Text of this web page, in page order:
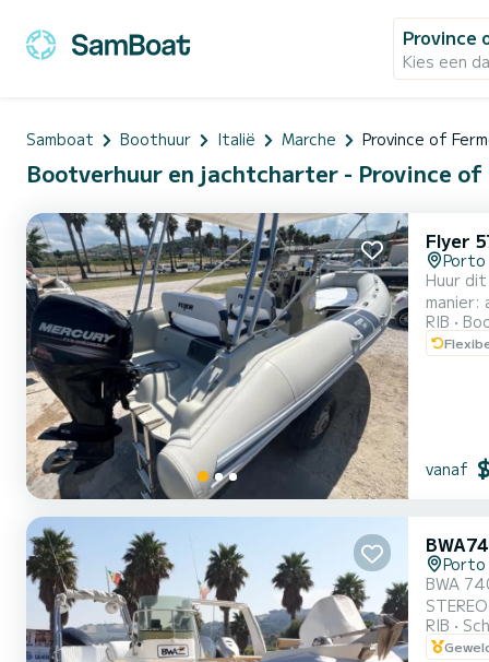
Province
Kies een
Samboat Boothuur Italië Marche Province of
Bootverhuur en jachtcharter - Province of
Flyer
Porto
Huur
manier: aan boord
kunt de
RIB
vanaf
Porto
BWA
STEREO-
boord van een
RIB